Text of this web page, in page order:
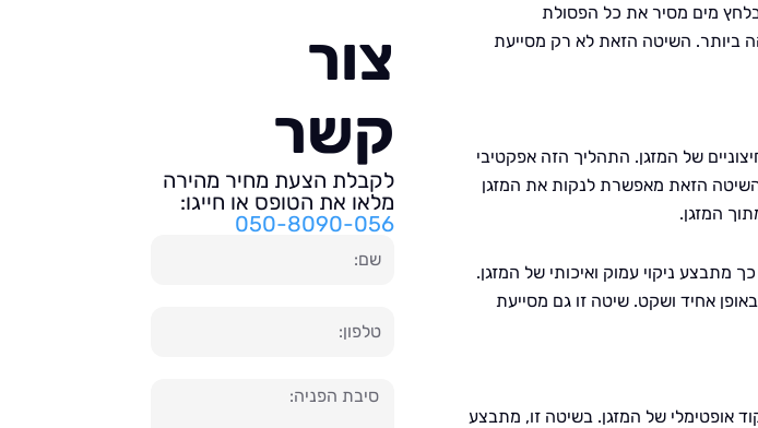
בלחץ מים מסיר את כל הפסולת
ביותר. השיטה הזאת לא רק מסייעת
של המזגן. התהליך הזה אפקטיבי
השיטה הזאת מאפשרת לנקות את המזגן
המזגן.
מתבצע ניקוי עמוק ואיכותי של המזגן.
אחיד ושקט. שיטה זו גם מסייעת
אופטימלי של המזגן. בשיטה זו, מתבצע
צור
קשר
לקבלת הצעת מחיר מהירה
מלאו את הטופס או חייגו:
050-8090-056
טלפון
הודעה